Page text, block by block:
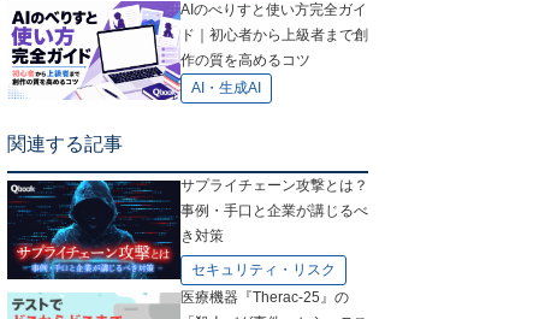
AIのべりすと使い方完全ガイ
ド｜初心者から上級者まで創
作の質を高めるコツ
AI・生成AI
関連する記事
サプライチェーン攻撃とは？
事例・手口と企業が講じるべ
き対策
セキュリティ・リスク
医療機器『Therac-25』の